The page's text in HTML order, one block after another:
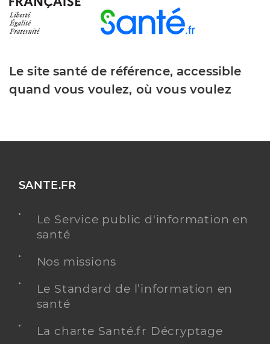
Le site santé de référence, accessible
quand vous voulez, où vous voulez
SANTE.FR
Le Service public d'information en
santé
Nos missions
Le Standard de l’information en
santé
La charte Santé.fr Décryptage